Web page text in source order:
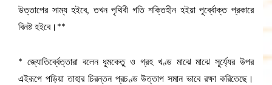
উত্তাপের সাম্য হইবে, তখন পৃথিবী গতি শক্তিহীন হইয়া পূর্ব্বোক্ত প্রকারে
বিনষ্ট হইবে।**
* জ্যোতির্ব্বেত্তারা বলেন ধূমকেতু ও গ্রহ খণ্ড মাঝে মাঝে সূর্য্যের উপর
এইরূপে পড়িয়া তাহার চিরন্তন প্রচণ্ড উত্তাপ সমান ভাবে রক্ষা করিতেছে।